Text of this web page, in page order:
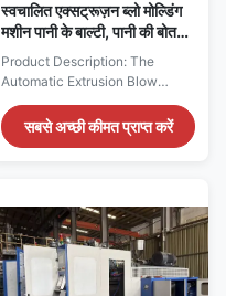
स्वचालित एक्सट्रूज़न ब्लो मोल्डिंग
मशीन पानी के बाल्टी, पानी की बोतलें,
उत्पादन लाइन के साथ प्लास्टिक
Product Description: The
Automatic Extrusion Blow
Molding Machine is a state-of-
the-art industrial equipment
designed for efficient and high-
variety of thermoplastic
materials, including PP, HDPE,
PE/PP blends, ...
सबसे अच्छी कीमत प्राप्त करें